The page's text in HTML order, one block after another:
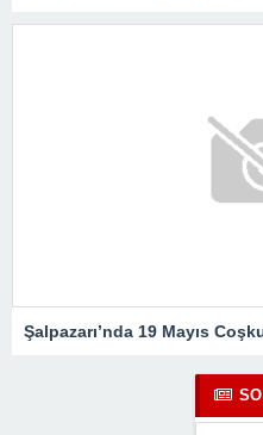
Şalpazarı’nda 19 Mayıs